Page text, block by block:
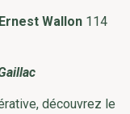
Wallon 114
découvrez le